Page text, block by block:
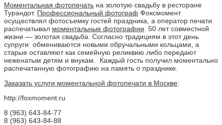
Моментальная фотопечать на золотую свадьбу в ресторане
Турандот. Профессиональный фотограф Фоксмомент
осуществлял фотосъемку гостей праздника, а оператор печати
распечатывал моментальные фотографии . 50 лет совместной
жизни — золотая свадьба. Согласно традициям в этот день
супруги обмениваются новыми обручальными кольцами, а
старые оставляют как семейную реликвию либо передают
неженатым детям и внукам. Каждый гость получил моментально
распечатанную фотографию на память о празднике.
Заказать услуги моментальной фотопечати в Москве:
http://foxmoment.ru
8 (963) 643-84-77
8 (963) 643-84-88